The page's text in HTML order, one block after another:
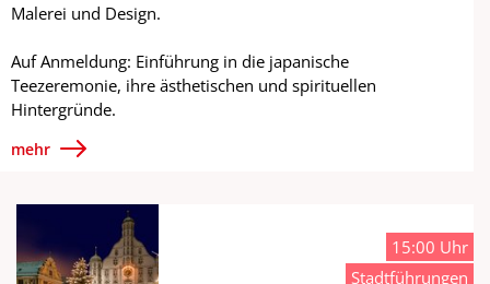
Malerei und Design.
Auf Anmeldung: Einführung in die japanische
Teezeremonie, ihre ästhetischen und spirituellen
Hintergründe.
mehr
15:00 Uhr
Stadtführungen